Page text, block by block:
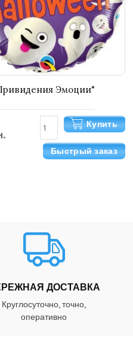
Эмоции"
Купить
Быстрый заказ
ДОСТАВКА
Круглосуточно, точно,
оперативно